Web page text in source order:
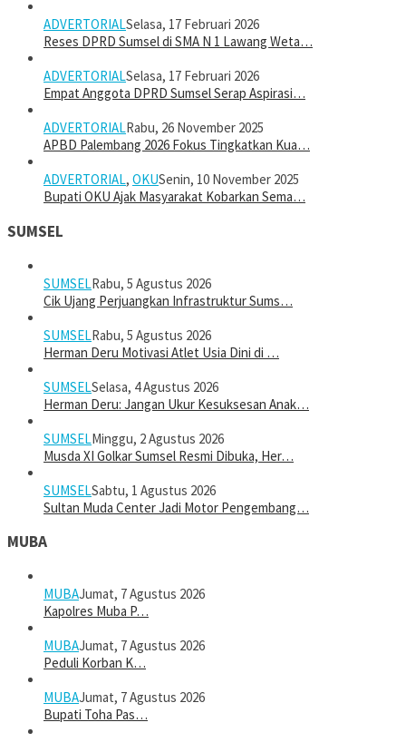
ADVERTORIALSelasa, 17 Februari 2026
Reses DPRD Sumsel di SMA N 1 Lawang Weta…
ADVERTORIALSelasa, 17 Februari 2026
Empat Anggota DPRD Sumsel Serap Aspirasi…
ADVERTORIALRabu, 26 November 2025
APBD Palembang 2026 Fokus Tingkatkan Kua…
ADVERTORIAL, OKUSenin, 10 November 2025
Bupati OKU Ajak Masyarakat Kobarkan Sema…
SUMSEL
SUMSELRabu, 5 Agustus 2026
Cik Ujang Perjuangkan Infrastruktur Sums…
SUMSELRabu, 5 Agustus 2026
Herman Deru Motivasi Atlet Usia Dini di …
SUMSELSelasa, 4 Agustus 2026
Herman Deru: Jangan Ukur Kesuksesan Anak…
SUMSELMinggu, 2 Agustus 2026
Musda XI Golkar Sumsel Resmi Dibuka, Her…
SUMSELSabtu, 1 Agustus 2026
Sultan Muda Center Jadi Motor Pengembang…
MUBA
MUBAJumat, 7 Agustus 2026
Kapolres Muba P…
MUBAJumat, 7 Agustus 2026
Peduli Korban K…
MUBAJumat, 7 Agustus 2026
Bupati Toha Pas…